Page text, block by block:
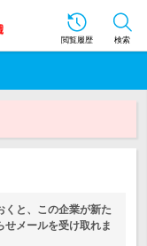
閲覧履歴 検索
くと、この企業が新た
せメールを受け取れま